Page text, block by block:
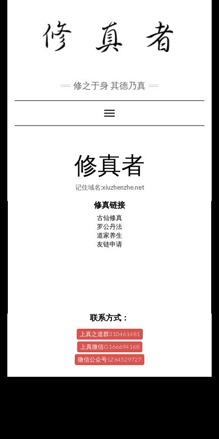
修之于身 其德乃真
Toggle Navigation
修真者
记住域名:xiuzhenzhe.net
修真链接
古仙修真
罗公丹法
道家养生
友链申请
联系方式：
上真之道群310461481
上真微信G166694168
微信公众号SZ64529727